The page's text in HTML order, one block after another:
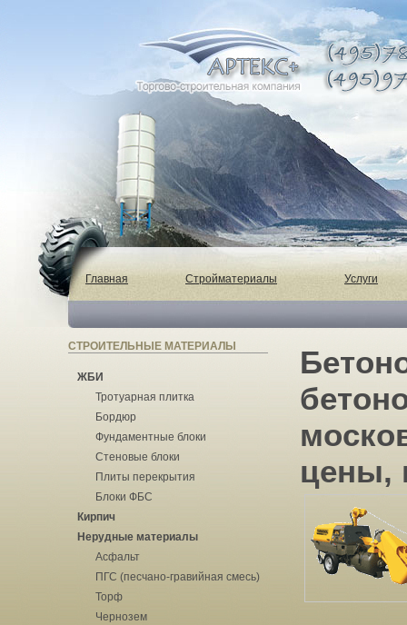
Главная Стройматериалы Услуги
СТРОИТЕЛЬНЫЕ МАТЕРИАЛЫ
ЖБИ
Тротуарная плитка
Бордюр
Фундаментные блоки
Стеновые блоки
Плиты перекрытия
Блоки ФБС
Кирпич
Нерудные материалы
Асфальт
ПГС (песчано-гравийная смесь)
Торф
Чернозем
цены,